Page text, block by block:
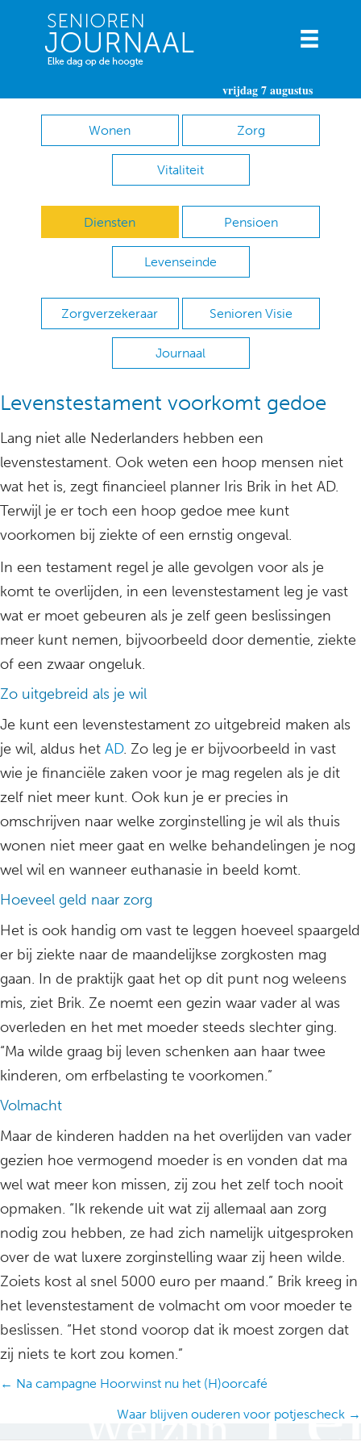
vrijdag 7 augustus
Wonen Zorg
Vitaliteit
Diensten Pensioen
Levenseinde
Zorgverzekeraar Senioren Visie
Journaal
Levenstestament voorkomt gedoe
Lang niet alle Nederlanders hebben een
levenstestament. Ook weten een hoop mensen niet
wat het is, zegt financieel planner Iris Brik in het AD.
Terwijl je er toch een hoop gedoe mee kunt
voorkomen bij ziekte of een ernstig ongeval.
In een testament regel je alle gevolgen voor als je
komt te overlijden, in een levenstestament leg je vast
wat er moet gebeuren als je zelf geen beslissingen
meer kunt nemen, bijvoorbeeld door dementie, ziekte
of een zwaar ongeluk.
Zo uitgebreid als je wil
Je kunt een levenstestament zo uitgebreid maken als
je wil, aldus het AD. Zo leg je er bijvoorbeeld in vast
wie je financiële zaken voor je mag regelen als je dit
zelf niet meer kunt. Ook kun je er precies in
omschrijven naar welke zorginstelling je wil als thuis
wonen niet meer gaat en welke behandelingen je nog
wel wil en wanneer euthanasie in beeld komt.
Hoeveel geld naar zorg
Het is ook handig om vast te leggen hoeveel spaargeld
er bij ziekte naar de maandelijkse zorgkosten mag
gaan. In de praktijk gaat het op dit punt nog weleens
mis, ziet Brik. Ze noemt een gezin waar vader al was
overleden en het met moeder steeds slechter ging.
“Ma wilde graag bij leven schenken aan haar twee
kinderen, om erfbelasting te voorkomen.”
Volmacht
Maar de kinderen hadden na het overlijden van vader
gezien hoe vermogend moeder is en vonden dat ma
wel wat meer kon missen, zij zou het zelf toch nooit
opmaken. “Ik rekende uit wat zij allemaal aan zorg
nodig zou hebben, ze had zich namelijk uitgesproken
over de wat luxere zorginstelling waar zij heen wilde.
Zoiets kost al snel 5000 euro per maand.” Brik kreeg in
het levenstestament de volmacht om voor moeder te
beslissen. “Het stond voorop dat ik moest zorgen dat
zij niets te kort zou komen.”
Posts
← Na campagne Hoorwinst nu het (H)oorcafé
Waar blijven ouderen voor potjescheck →